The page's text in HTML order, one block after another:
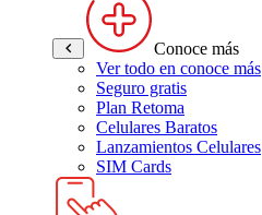
Conoce más
Ver todo en conoce más
Seguro gratis
Plan Retoma
Celulares Baratos
Lanzamientos Celulares
SIM Cards